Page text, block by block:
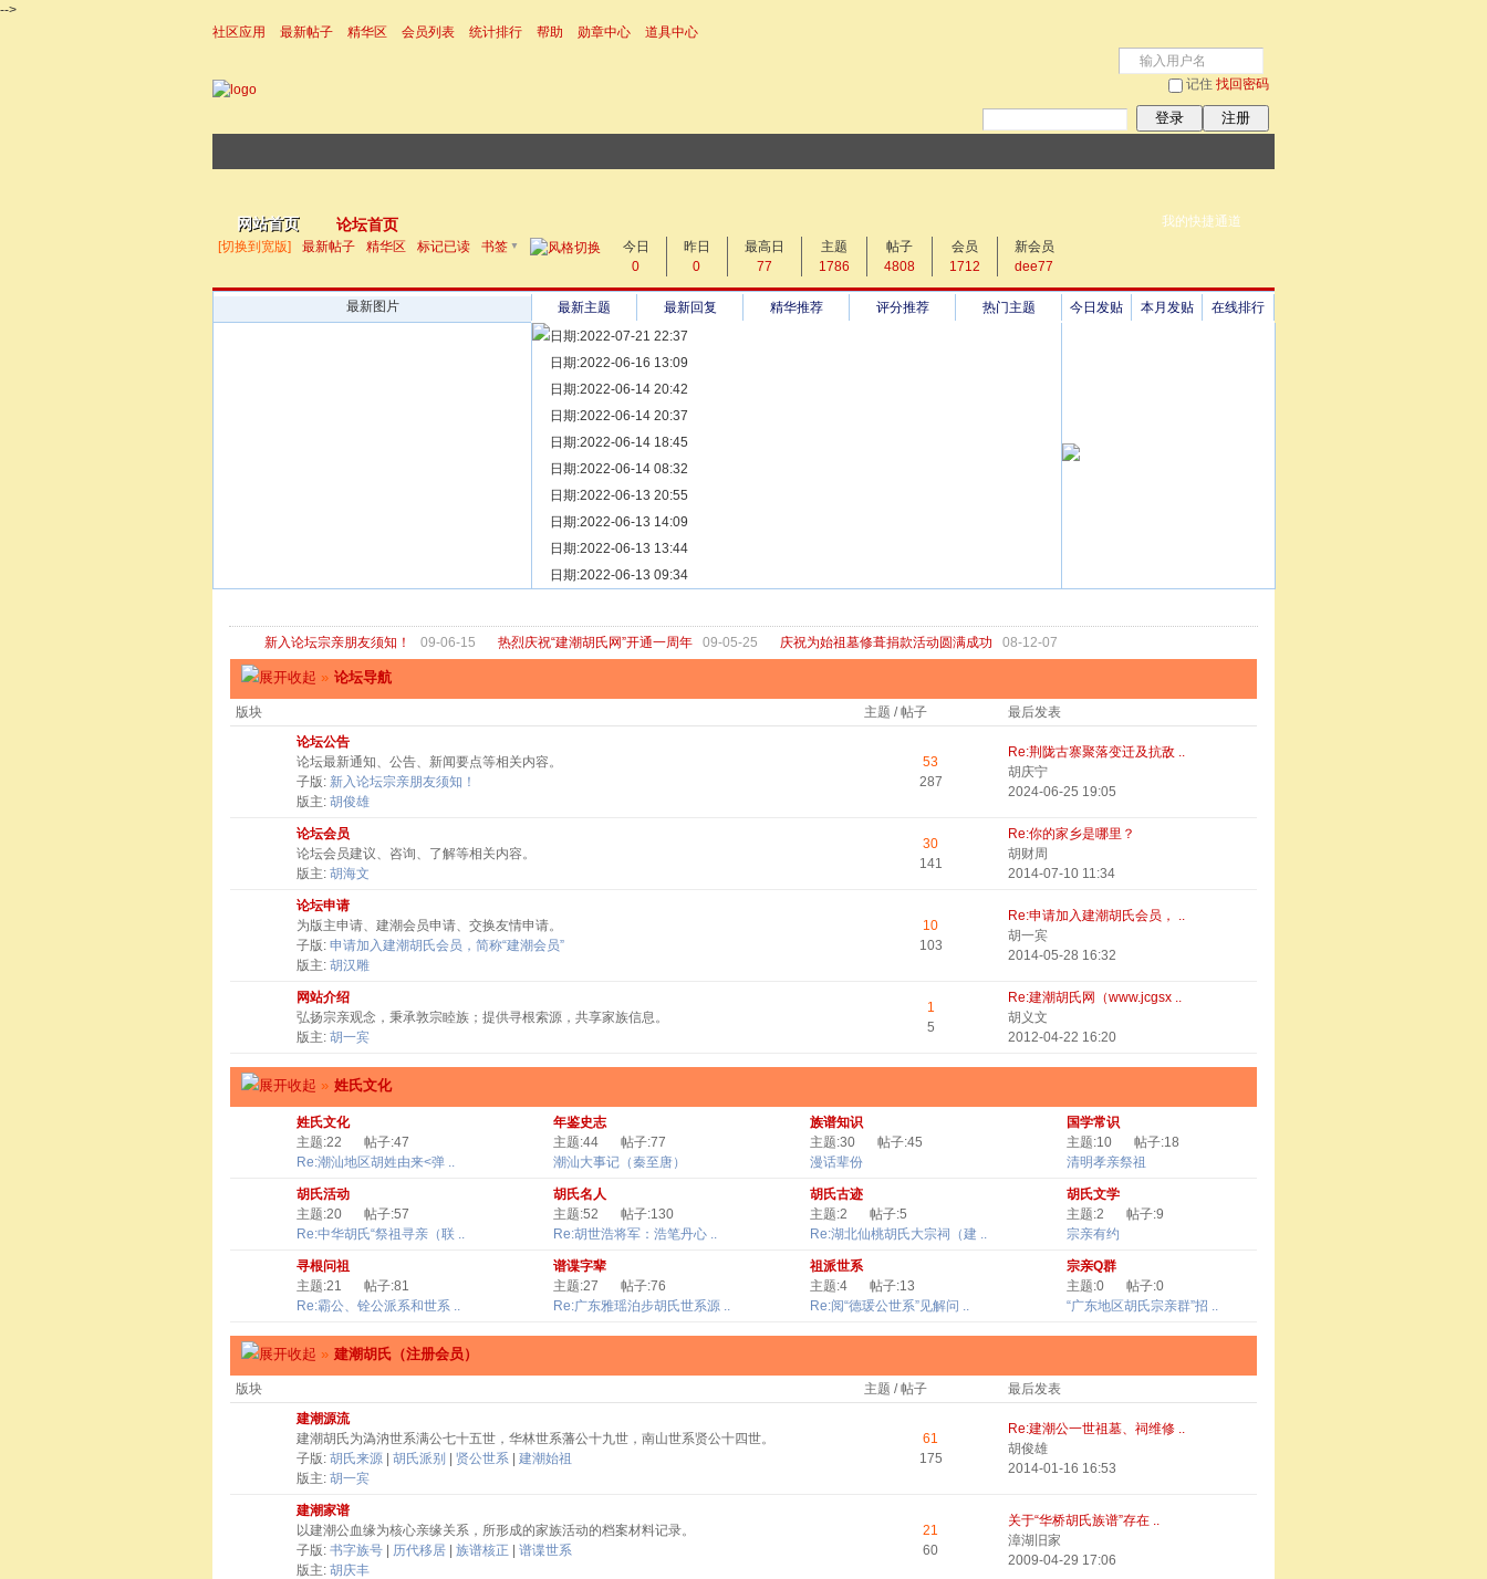
-->
社区应用
最新帖子 精华区 会员列表 统计排行 帮助 勋章中心
道具中心
记住 找回密码
登录 注册
我的快捷通道
网站首页 论坛首页
帖子 搜 索
热搜：
[切换到宽版] 最新帖子 精华区 标记已读 书签 ▼
今日
0
昨日
0
最高日
77
主题
1786
帖子
4808
会员
1712
新会员
dee77
最新图片 最新主题 最新回复 精华推荐 评分推荐 热门主题 今日发贴 本月发贴
在线排行
日期:2022-07-21 22:37
[ 宗亲新闻 ] 同为宗亲，血脉相连——记陆丰碣石宗亲到祖家京陇居地探亲问祖
日期:2022-06-16 13:09
[ 族谱知识 ] 漫话辈份
日期:2022-06-14 20:42
[ 族谱知识 ] 修族谱的用字规范与说明
日期:2022-06-14 20:37
[ 族谱知识 ] 一元等于多少年？
日期:2022-06-14 18:45
[ 散文随笔 ] 写给远在天堂的父亲——胡棉创
日期:2022-06-14 08:32
[ 宗亲新闻 ] 关于“金鸡落洋”祖坟复原修缮的倡议
日期:2022-06-13 20:55
[ 庙堂宗祠 ] 洽礼祖祠
日期:2022-06-13 14:09
[ 庙堂宗祠 ] 京华胡氏二世祖祠
日期:2022-06-13 13:44
[ 庙堂宗祠 ] 祖祠、家庙
日期:2022-06-13 09:34
新入论坛宗亲朋友须知！ 09-06-15 热烈庆祝“建潮胡氏网”开通一周年 09-05-25 庆祝为始祖墓修葺捐款活动圆满成功 08-12-07
» 论坛导航
版块 主题 / 帖子
最后发表
论坛公告
论坛最新通知、公告、新闻要点等相关内容。
子版: 新入论坛宗亲朋友须知！
版主: 胡俊雄
53
287
Re:荆陇古寨聚落变迁及抗敌 ..
胡庆宁
2024-06-25 19:05
论坛会员
论坛会员建议、咨询、了解等相关内容。
版主: 胡海文
30
141
Re:你的家乡是哪里？
胡财周
2014-07-10 11:34
论坛申请
为版主申请、建潮会员申请、交换友情申请。
子版: 申请加入建潮胡氏会员，简称“建潮会员”
版主: 胡汉雕
10
103
Re:申请加入建潮胡氏会员， ..
胡一宾
2014-05-28 16:32
网站介绍
弘扬宗亲观念，秉承敦宗睦族；提供寻根索源，共享家族信息。
版主: 胡一宾
1
5
Re:建潮胡氏网（www.jcgsx ..
胡义文
2012-04-22 16:20
» 姓氏文化
姓氏文化
主题:22
帖子:47
Re:潮汕地区胡姓由来<弹 ..
年鉴史志
主题:44
帖子:77
潮汕大事记（秦至唐）
族谱知识
主题:30
帖子:45
漫话辈份
国学常识
主题:10
帖子:18
清明孝亲祭祖
胡氏活动
主题:20
帖子:57
Re:中华胡氏“祭祖寻亲（联 ..
胡氏名人
主题:52
帖子:130
Re:胡世浩将军：浩笔丹心 ..
胡氏古迹
主题:2
帖子:5
Re:湖北仙桃胡氏大宗祠（建 ..
胡氏文学
主题:2
帖子:9
宗亲有约
寻根问祖
主题:21
帖子:81
Re:霸公、铨公派系和世系 ..
谱谍字辈
主题:27
帖子:76
Re:广东雅瑶泊步胡氏世系源 ..
祖派世系
主题:4
帖子:13
Re:阅“德瑗公世系”见解问 ..
宗亲Q群
主题:0
帖子:0
“广东地区胡氏宗亲群”招 ..
» 建潮胡氏（注册会员）
版块 主题 / 帖子
最后发表
建潮源流
建潮胡氏为溈汭世系满公七十五世，华林世系藩公十九世，南山世系贤公十四世。
子版: 胡氏来源 胡氏派别 贤公世系
建潮始祖
版主: 胡一宾
61
175
Re:建潮公一世祖墓、祠维修 ..
胡俊雄
2014-01-16 16:53
建潮家谱
以建潮公血缘为核心亲缘关系，所形成的家族活动的档案材料记录。
子版: 书字族号 历代移居 族谱核正
谱谍世系
版主: 胡庆丰
21
60
关于“华桥胡氏族谱”存在 ..
漳湖旧家
2009-04-29 17:06